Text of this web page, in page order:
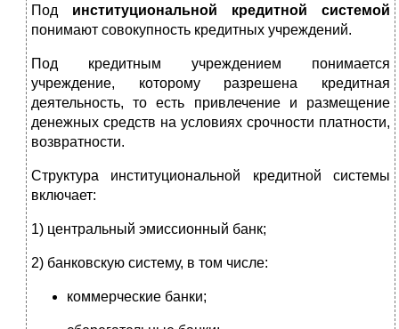
Под институциональной кредитной системой
понимают совокупность кредитных учреждений.
Под кредитным учреждением понимается
учреждение, которому разрешена кредитная
деятельность, то есть привлечение и размещение
денежных средств на условиях срочности платности,
возвратности.
Структура институциональной кредитной системы
включает:
1) центральный эмиссионный банк;
2) банковскую систему, в том числе:
коммерческие банки;